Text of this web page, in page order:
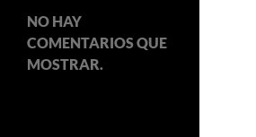
NO HAY
COMENTARIOS QUE
MOSTRAR.